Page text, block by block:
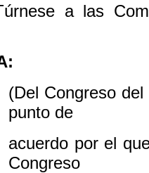
a las
(Del Congreso
punto de
acuerdo por el
Congreso